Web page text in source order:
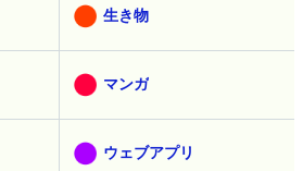
生き物
マンガ
ウェブアプリ